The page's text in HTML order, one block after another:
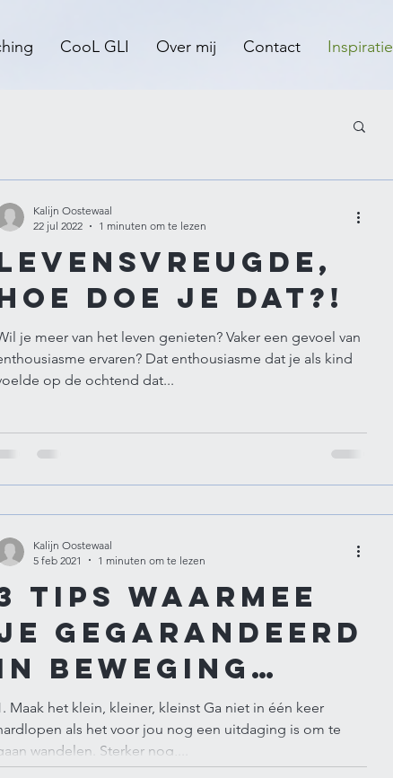
CooL GLI Over mij Contact Inspiratie
doe je dat?!
je meer van het leven genieten? Vaker een gevoel van
ervaren? Dat enthousiasme dat je als kind
op de ochtend dat...
Kalijn Oostewaal
22 jul 2022
1 minuten om te lezen
tips waarmee
gegarandeerd
beweging
Maak het klein, kleiner, kleinst Ga niet in één keer
als het voor jou nog een uitdaging is om te
wandelen. Sterker nog,...
Kalijn Oostewaal
5 feb 2021
1 minuten om te lezen